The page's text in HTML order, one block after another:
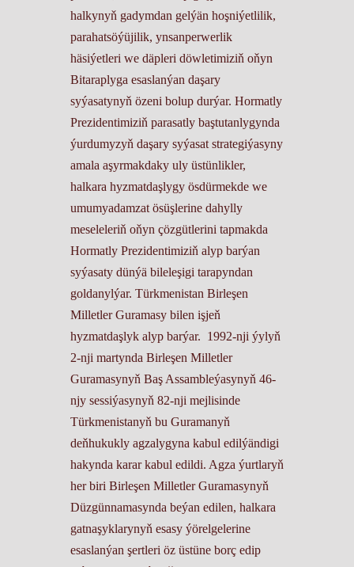
halkynyň gadymdan gelýän hoşniýetlilik,
parahatsöýüjilik, ynsanperwerlik
häsiýetleri we däpleri döwletimiziň oňyn
Bitaraplyga esaslanýan daşary
syýasatynyň özeni bolup durýar. Hormatly
Prezidentimiziň parasatly baştutanlygynda
ýurdumyzyň daşary syýasat strategiýasyny
amala aşyrmakdaky uly üstünlikler,
halkara hyzmatdaşlygy ösdürmekde we
umumyadamzat ösüşlerine dahylly
meseleleriň oňyn çözgütlerini tapmakda
Hormatly Prezidentimiziň alyp barýan
syýasaty dünýä bileleşigi tarapyndan
goldanylýar. Türkmenistan Birleşen
Milletler Guramasy bilen işjeň
hyzmatdaşlyk alyp barýar. 1992-nji ýylyň
2-nji martynda Birleşen Milletler
Guramasynyň Baş Assambleýasynyň 46-
njy sessiýasynyň 82-nji mejlisinde
Türkmenistanyň bu Guramanyň
deňhukukly agzalygyna kabul edilýändigi
hakynda karar kabul edildi. Agza ýurtlaryň
her biri Birleşen Milletler Guramasynyň
Düzgünnamasynda beýan edilen, halkara
gatnaşyklarynyň esasy ýörelgelerine
esaslanýan şertleri öz üstüne borç edip